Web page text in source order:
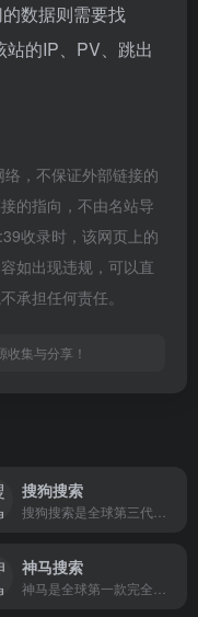
数据则需要找
的IP、PV、跳出
，不保证外部链接的
的指向，不由名站导
收录时，该网页上的
如出现违规，可以直
承担任何责任。
集与分享！
搜狗搜索
神马搜索